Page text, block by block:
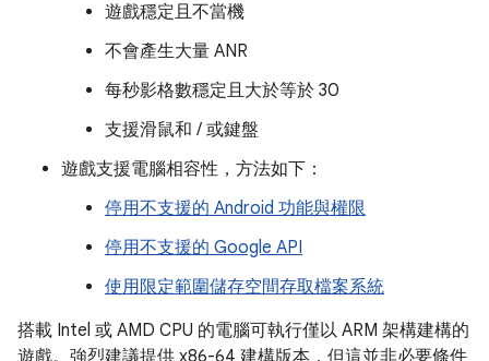
遊戲穩定且不當機
不會產生大量 ANR
每秒影格數穩定且大於等於 30
支援滑鼠和 / 或鍵盤
遊戲支援電腦相容性，方法如下：
停用不支援的 Android 功能與權限
停用不支援的 Google API
使用限定範圍儲存空間存取檔案系統
搭載 Intel 或 AMD CPU 的電腦可執行僅以 ARM 架構建構的
遊戲。強烈建議提供 x86-64 建構版本，但這並非必要條件